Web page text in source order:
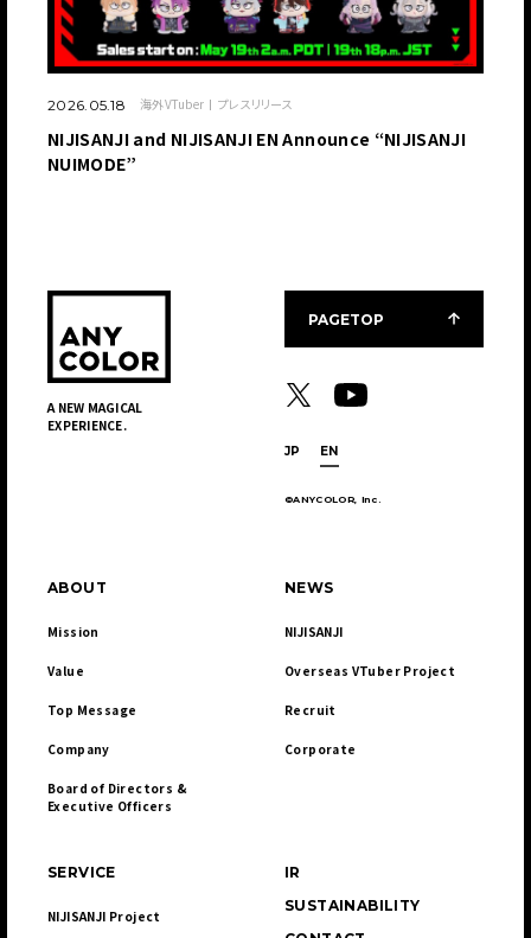
2026.05.18 海外VTuber プレスリリース
NIJISANJI and NIJISANJI EN Announce “NIJISANJI
NUIMODE”
A NEW MAGICAL
EXPERIENCE.
JP EN
©ANYCOLOR, Inc.
ABOUT
Mission
Value
Top Message
Company
Board of Directors &
Executive Officers
NEWS
NIJISANJI
Overseas VTuber Project
Recruit
Corporate
SERVICE
NIJISANJI Project
IR
SUSTAINABILITY
PAGETOP